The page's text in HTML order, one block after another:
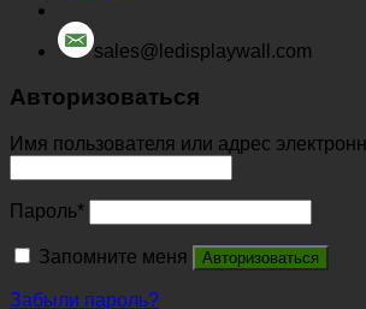
sales@ledisplaywall.com
Авторизоваться
Имя пользователя или адрес
Пароль*
Запомните меня Авторизоваться
Забыли пароль?